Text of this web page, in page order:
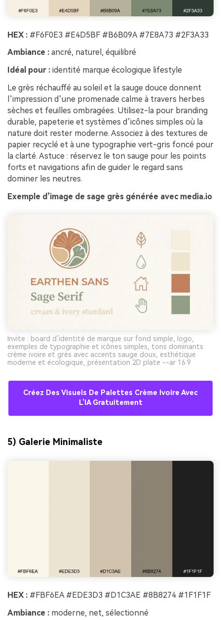
HEX : #F6F0E3 #E4D5BF #B6B09A #7E8A73 #2F3A33
Ambiance : ancré, naturel, équilibré
Idéal pour : identité marque écologique lifestyle
Le grès réchauffé au soleil et la sauge douce donnent
l’impression d’une promenade calme à travers herbes
sèches et feuilles ombragées. Utilisez-la pour branding
durable, papeterie et systèmes d’icônes simples où la
nature doit rester moderne. Associez à des textures de
papier recyclé et à une typographie vert-gris foncé pour
la clarté. Astuce : réservez le ton sauge pour les points
forts et navigations afin de guider le regard sans
dominer les neutres.
Exemple d’image de sage grès générée avec media.io
Invite : board d’identité de marque sur fond simple, logo,
exemples de typographie et icônes simples, tons dominants
crème ivoire et grès avec accents sauge doux, esthétique
moderne et écologique, présentation 2D plate --ar 16:9
Créez Des Visuels De Palettes Crème Ivoire Avec
L’IA Gratuitement
5) Galerie Minimaliste
HEX : #FBF6EA #EDE3D3 #D1C3AE #8B8274 #1F1F1F
Ambiance : moderne, net, sélectionné